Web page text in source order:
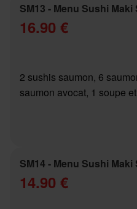
SM13 - Menu Sushi Maki
16.90 €
2 sushis saumon, 6
saumon avocat, 1 soupe
SM14 - Menu Sushi Maki
14.90 €